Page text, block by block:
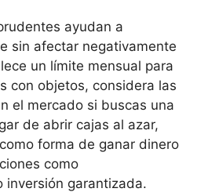
ayudan a
sin afectar negativamente
un límite mensual para
con objetos, considera las
el mercado si buscas una
de abrir cajas al azar,
forma de ganar dinero
como
inversión garantizada.